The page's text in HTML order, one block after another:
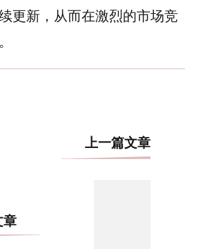
更新，从而在激烈的市场竞
上一篇文章
章